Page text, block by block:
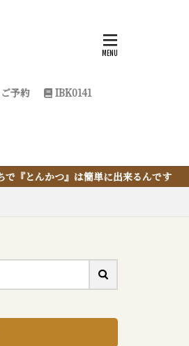
予約
IBK0141
るんです